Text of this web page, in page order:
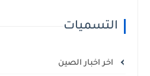
التسميات
اخر اخبار الصين